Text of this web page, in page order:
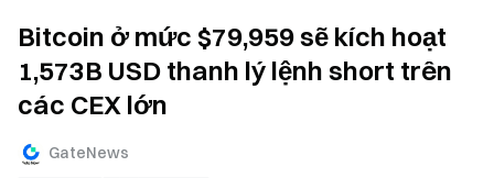
Bitcoin ở mức $79,959 sẽ kích hoạt
1,573B USD thanh lý lệnh short trên
các CEX lớn
GateNews